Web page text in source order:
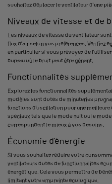
souhaitez déplacer le ventilateur d'une
Niveaux de vitesse et de
Les niveaux de vitesse du ventilateur
flux d'air selon vos préférences. Vérifiez
en particulier si vous prévoyez de
bureau où le bruit peut être gênant.
Fonctionnalités
Explorez les fonctionnalités
modèles sont dotés de minuteries
fonctions d'oscillation pour une
spéciaux tels que le mode nuit ou le
correspondent le mieux à vos besoins.
Économie d'énergie
Si vous souhaitez réduire votre
ventilateurs dotés de fonctionnalités
énergétique. Cela vous permettra de
limitant votre empreinte écologique.